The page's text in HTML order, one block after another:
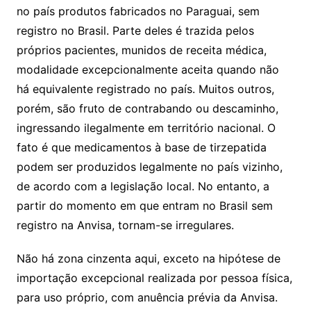
no país produtos fabricados no Paraguai, sem
registro no Brasil. Parte deles é trazida pelos
próprios pacientes, munidos de receita médica,
modalidade excepcionalmente aceita quando não
há equivalente registrado no país. Muitos outros,
porém, são fruto de contrabando ou descaminho,
ingressando ilegalmente em território nacional. O
fato é que medicamentos à base de tirzepatida
podem ser produzidos legalmente no país vizinho,
de acordo com a legislação local. No entanto, a
partir do momento em que entram no Brasil sem
registro na Anvisa, tornam-se irregulares.
Não há zona cinzenta aqui, exceto na hipótese de
importação excepcional realizada por pessoa física,
para uso próprio, com anuência prévia da Anvisa.